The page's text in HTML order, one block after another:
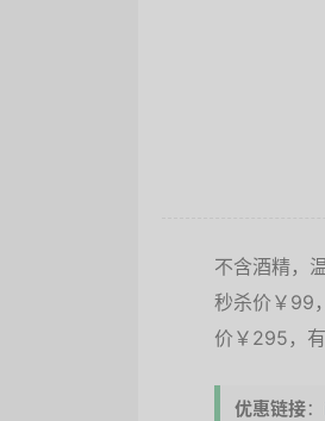
不含酒精，
秒杀价￥99
价￥295，
优惠链接：